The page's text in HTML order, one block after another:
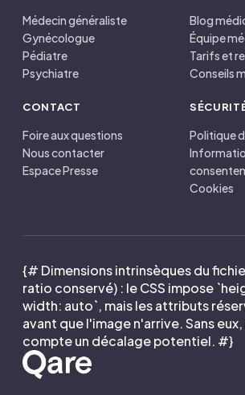
Médecin généraliste
Gynécologue
Pédiatre
Psychiatre
Blog
Équipe
Tarifs et
Conseils
CONTACT
Foire aux questions
Nous contacter
Espace Presse
Politique
Cookies
{# Dimensions intrinsèques du
ratio conservé) : le CSS impose
width: auto`, mais les attributs
avant que l'image n'arrive. Sans
compte un décalage potentiel. #}